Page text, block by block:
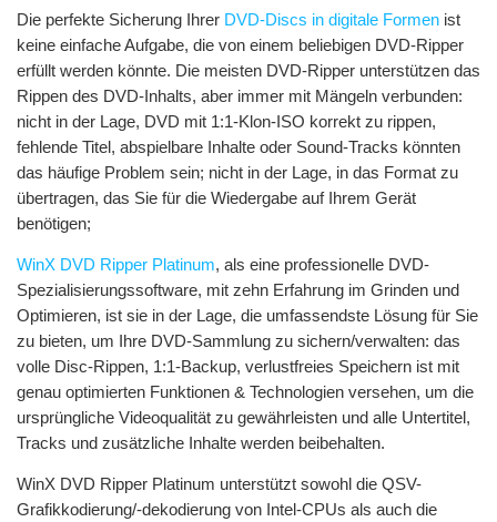
Die perfekte Sicherung Ihrer DVD-Discs in digitale Formen ist
keine einfache Aufgabe, die von einem beliebigen DVD-Ripper
erfüllt werden könnte. Die meisten DVD-Ripper unterstützen das
Rippen des DVD-Inhalts, aber immer mit Mängeln verbunden:
nicht in der Lage, DVD mit 1:1-Klon-ISO korrekt zu rippen,
fehlende Titel, abspielbare Inhalte oder Sound-Tracks könnten
das häufige Problem sein; nicht in der Lage, in das Format zu
übertragen, das Sie für die Wiedergabe auf Ihrem Gerät
benötigen;
WinX DVD Ripper Platinum, als eine professionelle DVD-
Spezialisierungssoftware, mit zehn Erfahrung im Grinden und
Optimieren, ist sie in der Lage, die umfassendste Lösung für Sie
zu bieten, um Ihre DVD-Sammlung zu sichern/verwalten: das
volle Disc-Rippen, 1:1-Backup, verlustfreies Speichern ist mit
genau optimierten Funktionen & Technologien versehen, um die
ursprüngliche Videoqualität zu gewährleisten und alle Untertitel,
Tracks und zusätzliche Inhalte werden beibehalten.
WinX DVD Ripper Platinum unterstützt sowohl die QSV-
Grafikkodierung/-dekodierung von Intel-CPUs als auch die